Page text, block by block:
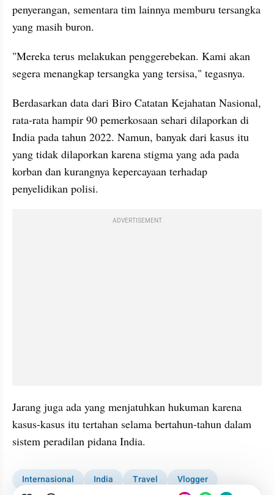
penyerangan, sementara tim lainnya memburu tersangka
yang masih buron.
"Mereka terus melakukan penggerebekan. Kami akan
segera menangkap tersangka yang tersisa," tegasnya.
Berdasarkan data dari Biro Catatan Kejahatan Nasional,
rata-rata hampir 90 pemerkosaan sehari dilaporkan di
India pada tahun 2022. Namun, banyak dari kasus itu
yang tidak dilaporkan karena stigma yang ada pada
korban dan kurangnya kepercayaan terhadap
penyelidikan polisi.
ADVERTISEMENT
Jarang juga ada yang menjatuhkan hukuman karena
kasus-kasus itu tertahan selama bertahun-tahun dalam
sistem peradilan pidana India.
Internasional India Travel
Vlogger